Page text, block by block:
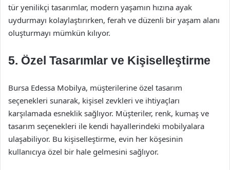
tür yenilikçi tasarımlar, modern yaşamın hızına ayak
uydurmayı kolaylaştırırken, ferah ve düzenli bir yaşam alanı
oluşturmayı mümkün kılıyor.
5. Özel Tasarımlar ve Kişiselleştirme
Bursa Edessa Mobilya, müşterilerine özel tasarım
seçenekleri sunarak, kişisel zevkleri ve ihtiyaçları
karşılamada esneklik sağlıyor. Müşteriler, renk, kumaş ve
tasarım seçenekleri ile kendi hayallerindeki mobilyalara
ulaşabiliyor. Bu kişiselleştirme, evin her köşesinin
kullanıcıya özel bir hale gelmesini sağlıyor.